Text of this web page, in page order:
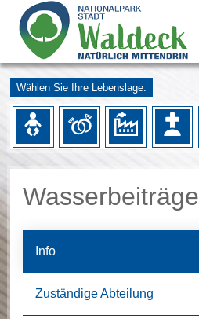
Wählen Sie Ihre Lebenslage:
Wasserbeiträge
Info
Zuständige Abteilung